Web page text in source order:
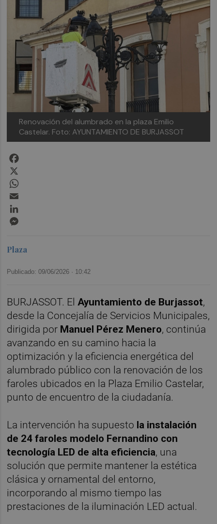
Renovación del alumbrado en la plaza Emilio
Castelar. Foto: AYUNTAMIENTO DE BURJASSOT
Plaza
Publicado: 09/06/2026 · 10:42
BURJASSOT. El Ayuntamiento de Burjassot,
desde la Concejalía de Servicios Municipales,
dirigida por Manuel Pérez Menero, continúa
avanzando en su camino hacia la
optimización y la eficiencia energética del
alumbrado público con la renovación de los
faroles ubicados en la Plaza Emilio Castelar,
punto de encuentro de la ciudadanía.
La intervención ha supuesto la instalación
de 24 faroles modelo Fernandino con
tecnología LED de alta eficiencia, una
solución que permite mantener la estética
clásica y ornamental del entorno,
incorporando al mismo tiempo las
prestaciones de la iluminación LED actual.